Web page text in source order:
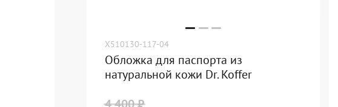
X510130-117-04
Обложка для паспорта из
натуральной кожи Dr. Koffer